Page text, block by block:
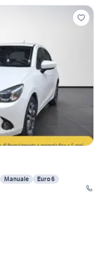
Manuale
Euro 6